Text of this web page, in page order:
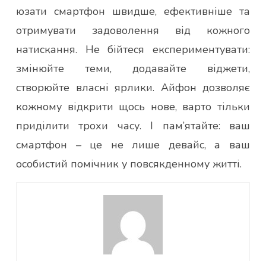
юзати смартфон швидше, ефективніше та
отримувати задоволення від кожного
натискання. Не бійтеся експериментувати:
змінюйте теми, додавайте віджети,
створюйте власні ярлики. Айфон дозволяє
кожному відкрити щось нове, варто тільки
приділити трохи часу. І пам’ятайте: ваш
смартфон – це не лише девайс, а ваш
особистий помічник у повсякденному житті.